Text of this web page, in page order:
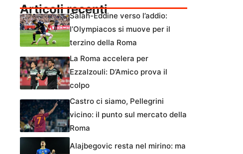
Articoli recentiSalah-Eddine verso l’addio:
l’Olympiacos si muove per il
terzino della Roma
La Roma accelera per
Ezzalzouli: D’Amico prova il
colpo
Castro ci siamo, Pellegrini
vicino: il punto sul mercato della
Roma
Alajbegovic resta nel mirino: ma